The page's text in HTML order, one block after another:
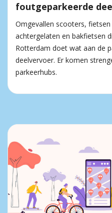
foutgeparkeerde
Omgevallen scooters,
achtergelaten en bakfietsen
Rotterdam doet wat aan de
deelvervoer. Er komen
parkeerhubs.